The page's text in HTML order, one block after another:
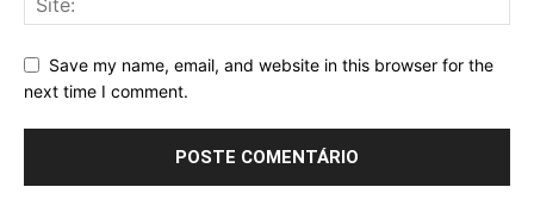
Save my name, email, and website in this browser for the
next time I comment.